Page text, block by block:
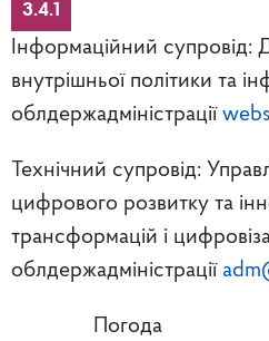
3.4.1
Інформаційний супровід:
внутрішньої політики та
облдержадміністрації
Технічний супровід:
цифрового розвитку та
трансформацій і
облдержадміністрації
Погода